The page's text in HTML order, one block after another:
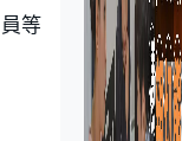
等